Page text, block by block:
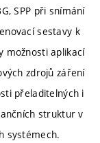
SPP při snímání
sestavy k
možnosti aplikací
zdrojů záření
přeladitelných i
struktur v
systémech.